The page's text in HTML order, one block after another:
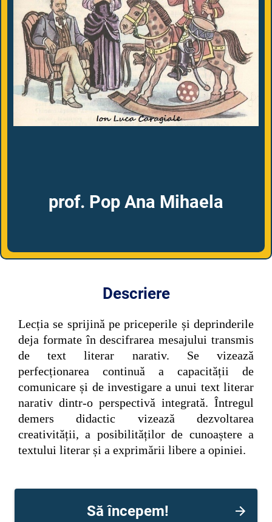
prof. Pop Ana Mihaela
Descriere
Lecția se sprijină pe priceperile și deprinderile
deja formate în descifrarea mesajului transmis
de text literar narativ. Se vizează
perfecționarea continuă a capacității de
comunicare și de investigare a unui text literar
narativ dintr-o perspectivă integrată. Întregul
demers didactic vizează dezvoltarea
creativității, a posibilităților de cunoaștere a
textului literar și a exprimării libere a opiniei.
Să începem!